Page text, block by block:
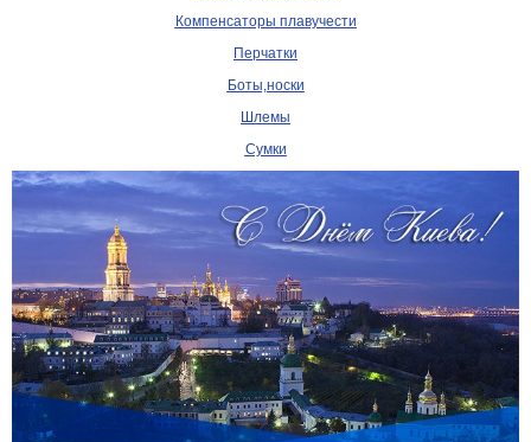
Компенсаторы плавучести
Перчатки
Боты,носки
Шлемы
Сумки